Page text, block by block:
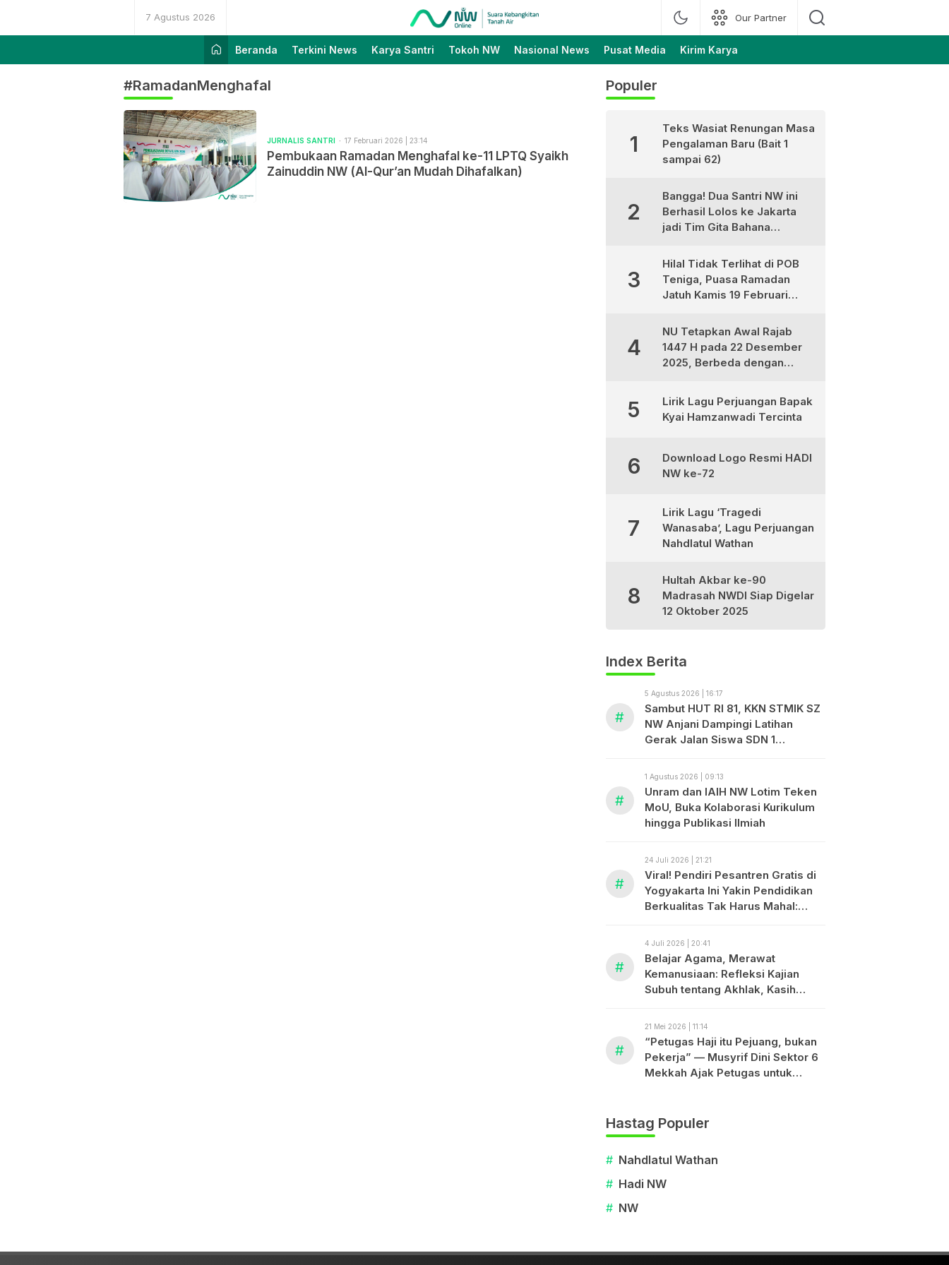
7 Agustus 2026
Nahdlatul Wathan Online
Suara Kebangkitan Tanah
Air
Our Partner
Beranda Terkini News Karya Santri Tokoh NW Nasional News Pusat Media Kirim Karya
#RamadanMenghafal
JURNALIS SANTRI 17 Februari 2026 | 23:14
Pembukaan Ramadan Menghafal ke-11 LPTQ Syaikh
Zainuddin NW (Al-Qur’an Mudah Dihafalkan)
Populer
1
Teks Wasiat Renungan Masa
Pengalaman Baru (Bait 1
sampai 62)
2
Bangga! Dua Santri NW ini
Berhasil Lolos ke Jakarta
jadi Tim Gita Bahana
3
Hilal Tidak Terlihat di POB
Teniga, Puasa Ramadan
Jatuh Kamis 19 Februari
4
NU Tetapkan Awal Rajab
1447 H pada 22 Desember
2025, Berbeda dengan
Kemenag
5
Lirik Lagu Perjuangan Bapak
Kyai Hamzanwadi Tercinta
6
Download Logo Resmi HADI
NW ke-72
7
Lirik Lagu ‘Tragedi
Wanasaba’, Lagu Perjuangan
Nahdlatul Wathan
8
Hultah Akbar ke-90
Madrasah NWDI Siap Digelar
12 Oktober 2025
Index Berita
#
5 Agustus 2026 | 16:17
Sambut HUT RI 81, KKN STMIK SZ
NW Anjani Dampingi Latihan
Gerak Jalan Siswa SDN 1
#
1 Agustus 2026 | 09:13
Unram dan IAIH NW Lotim Teken
MoU, Buka Kolaborasi Kurikulum
hingga Publikasi Ilmiah
#
24 Juli 2026 | 21:21
Viral! Pendiri Pesantren Gratis di
Yogyakarta Ini Yakin Pendidikan
Berkualitas Tak Harus Mahal:
dengan Uang.”
#
4 Juli 2026 | 20:41
Belajar Agama, Merawat
Kemanusiaan: Refleksi Kajian
Subuh tentang Akhlak, Kasih
#
21 Mei 2026 | 11:14
“Petugas Haji itu Pejuang, bukan
Pekerja” — Musyrif Dini Sektor 6
Mekkah Ajak Petugas untuk
Hastag Populer
# Nahdlatul Wathan
# Hadi NW
# NW